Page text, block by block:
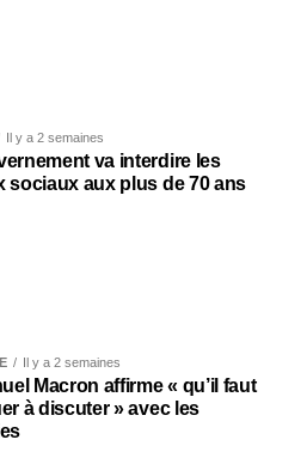
Il y a 2 semaines
va interdire les
sociaux aux plus de 70 ans
Il y a 2 semaines
Macron affirme « qu’il faut
à discuter » avec les